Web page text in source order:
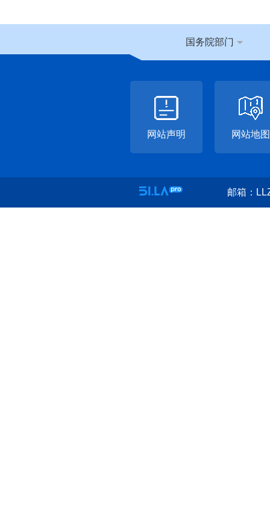
国务院部门
网站声明 网站地图
邮箱：